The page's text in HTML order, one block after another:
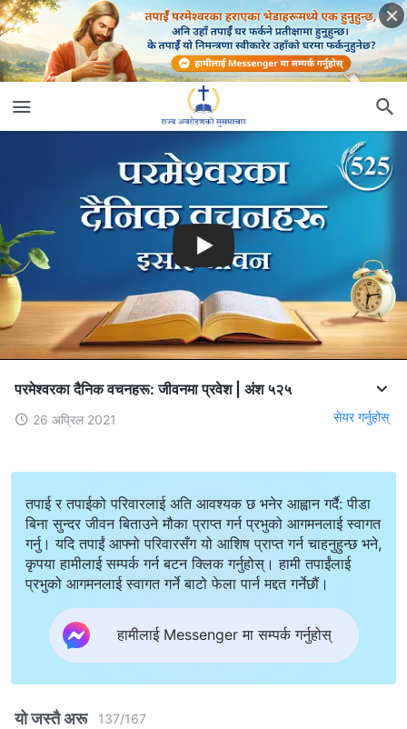
परमेश्‍वरका दैनिक वचनहरू: जीवनमा प्रवेश | अंश ५२५
26 अप्रिल 2021 सेयर गर्नुहोस्
तपाई र तपाईको परिवारलाई अति आवश्यक छ भनेर आह्वान गर्दै: पीडा
बिना सुन्दर जीवन बिताउने मौका प्राप्त गर्न प्रभुको आगमनलाई स्वागत
गर्नु। यदि तपाईं आफ्नो परिवारसँग यो आशिष प्राप्त गर्न चाहनुहुन्छ भने,
कृपया हामीलाई सम्पर्क गर्न बटन क्लिक गर्नुहोस्। हामी तपाईंलाई
प्रभुको आगमनलाई स्वागत गर्ने बाटो फेला पार्न मद्दत गर्नेछौं।
हामीलाई Messenger मा सम्पर्क गर्नुहोस्
यो जस्तै अरू 137/167